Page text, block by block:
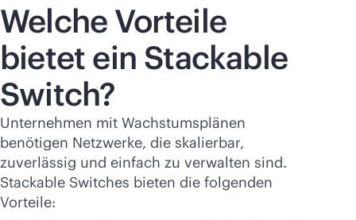
Welche Vorteile
bietet ein Stackable
Switch?
Unternehmen mit Wachstumsplänen
benötigen Netzwerke, die skalierbar,
zuverlässig und einfach zu verwalten sind.
Stackable Switches bieten die folgenden
Vorteile: